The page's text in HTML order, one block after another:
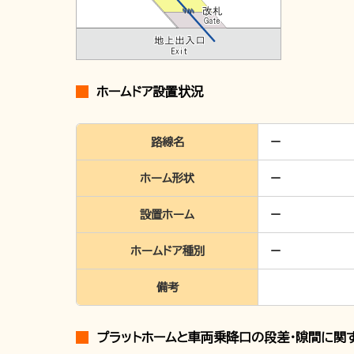
ホームドア設置状況
路線名
ホーム形状
設置ホーム
ホームドア種別
備考
プラットホームと車両乗降口の段差・隙間に関